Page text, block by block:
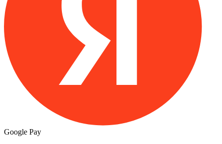
Google Pay